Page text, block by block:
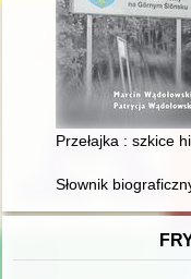
Przełajka : szkice
Słownik